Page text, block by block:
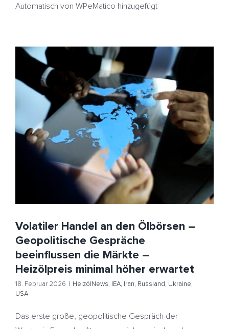
Automatisch von WPeMatico hinzugefügt
Volatiler Handel an den Ölbörsen – Geopolitische
Gespräche beeinflussen die Märkte – Heizölpreis
minimal höher erwartet
HeizölNews IEA Iran Russland Ukraine
Volatiler Handel an den Ölbörsen –
Geopolitische Gespräche
beeinflussen die Märkte –
Heizölpreis minimal höher erwartet
18. Februar 2026 | HeizölNews, IEA, Iran, Russland, Ukraine,
USA
Das erste große, geopolitische Gespräch der